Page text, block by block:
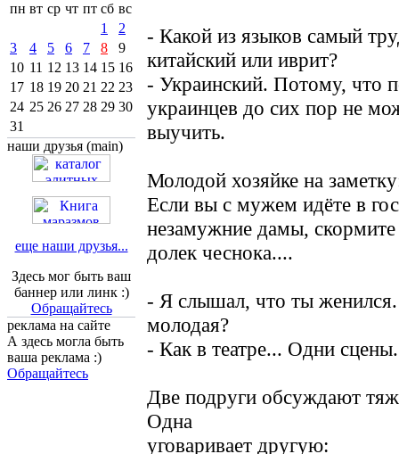
пн вт ср чт пт сб вс
1
2
3
4 5 6 7 8
9
10 11 12 13 14 15 16
17 18 19 20 21 22 23
24 25 26 27 28 29 30
31
наши друзья (main)
еще наши друзья...
Здесь мог быть ваш
баннер или линк :)
Обращайтесь
реклама на сайте
А здесь могла быть
ваша реклама :)
Обращайтесь
- Какой из языков самый
китайский или иврит?
- Украинский. Потому, что
украинцев до сих пор не
выучить.
Молодой хозяйке на
Если вы с мужем идёте в
незамужние дамы,
долек чеснока....
- Я слышал, что ты
молодая?
- Как в театре... Одни сцены.
Две подруги обсуждают
Одна
уговаривает другую: